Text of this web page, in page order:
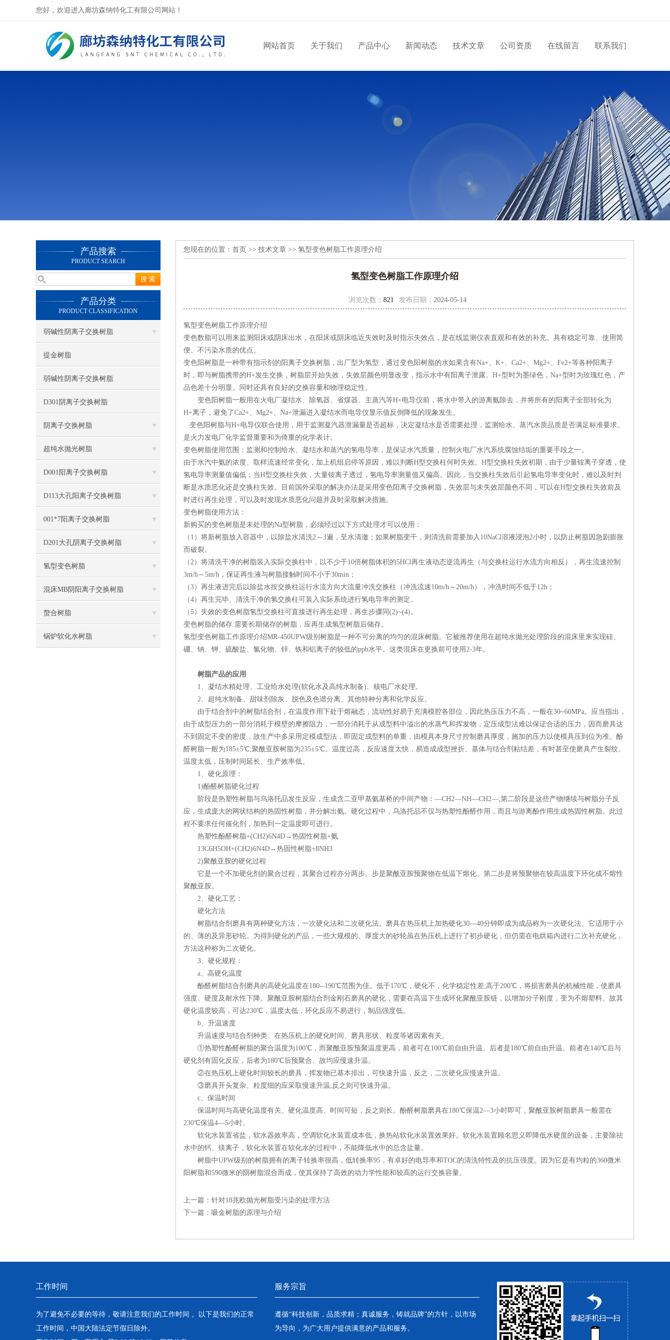
您好，欢迎进入廊坊森纳特化工有限公司网站！
网站首页 关于我们 产品中心 新闻动态 技术文章 公司资质 在线留言 联系我们
产品搜索
PRODUCT SEARCH
产品分类
PRODUCT CLASSIFICATION
弱碱性阴离子交换树脂
提金树脂
弱碱性阴离子交换树脂
D301阴离子交换树脂
阴离子交换树脂
超纯水抛光树脂
D001阳离子交换树脂
D113大孔阳离子交换树脂
001*7阳离子交换树脂
D201大孔阴离子交换树脂
氢型变色树脂
混床MB阴阳离子交换树脂
螯合树脂
锅炉软化水树脂
您现在的位置： 首页 >> 技术文章 >> 氢型变色树脂工作原理介绍
氢型变色树脂工作原理介绍
浏览次数： 821 发布日期： 2024-05-14
氢型变色树脂工作原理介绍
变色数脂可以用来监测阳床或阴床出水，在阳床或阴床临近失效时及时指示失效点，是在线监测仪表直观和有效的补充。具有稳定可靠、使用简
便、不污染水质的优点。
变色阳树脂是一种带有指示剂的阳离子交换树脂，出厂型为氢型，通过变色阳树脂的水如果含有Na+、K+、Ca2+、Mg2+、Fe2+等各种阳离子
时，即与树脂携带的H+发生交换，树脂层开始失效，失效层颜色明显改变，指示水中有阳离子泄露。H+型时为墨绿色，Na+型时为玫瑰红色，产
品色差十分明显。同时还具有良好的交换容量和物理稳定性。
变色阳树脂一般用在火电厂凝结水、除氧器、省煤器、主蒸汽等H+电导仪前，将水中带入的游离氨除去，并将所有的阳离子全部转化为
H+离子，避免了Ca2+、Mg2+、Na+泄漏进入凝结水而电导仪显示值反倒降低的现象发生。
变色阳树脂与H+电导仪联合使用，用于监测凝汽器泄漏量是否超标，决定凝结水是否需要处理，监测给水、蒸汽水质品质是否满足标准要求。
是火力发电厂化学监督重要和为倚重的化学表计。
变色树脂使用范围：监测和控制给水、凝结水和蒸汽的氢电导率，是保证水汽质量，控制火电厂水汽系统腐蚀结垢的重要手段之一。
由于水汽中氨的浓度、取样流速经常变化，加上机组启停等原因，难以判断H型交换柱何时失效。H型交换柱失效初期，由于少量铵离子穿透，使
氢电导率测量值偏低；当H型交换柱失效，大量铵离子透过，氢电导率测量值又偏高。因此，当交换柱失效后引起氢电导率变化时，难以及时判
断是水质恶化还是交换柱失效。目前国外采取的解决办法是采用变色阳离子交换树脂，失效层与未失效层颜色不同，可以在H型交换柱失效前及
时进行再生处理，可以及时发现水质恶化问题并及时采取解决措施。
变色树脂使用方法：
新购买的变色树脂是未处理的Na型树脂，必须经过以下方式处理才可以使用：
（1）将新树脂放入容器中，以除盐水清洗2～3遍，至水清澈；如果树脂变干，则清洗前需要加入10NaCl溶液浸泡2小时，以防止树脂因急剧膨胀
而破裂。
（2）将清洗干净的树脂装入实际交换柱中，以不少于10倍树脂体积的5HCl再生液动态逆流再生（与交换柱运行水流方向相反），再生流速控制
3m/h～5m/h，保证再生液与树脂接触时间不小于30min；
（3）再生液进完后以除盐水按交换柱运行水流方向大流量冲洗交换柱（冲洗流速10m/h～20m/h），冲洗时间不低于12h；
（4）再生完毕、清洗干净的氢交换柱可装入实际系统进行氢电导率的测定。
（5）失效的变色树脂氢型交换柱可直接进行再生处理，再生步骤同(2)~(4)。
变色树脂的储存:需要长期储存的树脂，应再生成氢型树脂后储存。
氢型变色树脂工作原理介绍MR-450UPW级别树脂是一种不可分离的均匀的混床树脂。它被推荐使用在超纯水抛光处理阶段的混床里来实现硅、
硼、钠、钾、硫酸盐、氯化物、锌、铁和铝离子的较低的ppb水平。这类混床在更换前可使用2-3年。
树脂产品的应用
1、凝结水精处理、工业给水处理(软化水及高纯水制备)、核电厂水处理。
2、超纯水制备、甜味剂除灰、脱色及色谱分离、其他特种分离和化学反应。
由于结合剂中的树脂结合剂，在温度作用下处于熔融态，流动性好易于充满模腔各部位，因此热压压力不高，一般在30~60MPa。应当指出，
由于成型压力的一部分消耗于模壁的摩擦阻力，一部分消耗于从成型料中溢出的水蒸气和挥发物，定压成型法难以保证合适的压力，因而磨具达
不到固定不变的密度，故生产中多采用定模成型法，即固定成型料的单重，由模具本身尺寸控制磨具厚度，施加的压力以使模具压到位为准。酚
醛树脂一般为185±5℃;聚酰亚胺树脂为235±5℃。温度过高，反应速度太快，易造成成型挫折、基体与结合剂粘结差，有时甚至使磨具产生裂纹。
温度太低，压制时间延长、生产效率低。
1、硬化原理：
1)酚醛树脂硬化过程
阶段是热塑性树脂与乌洛托品发生反应，生成含二亚甲基氨基桥的中间产物：―CH2―NH―CH2―;第二阶段是这些产物继续与树脂分子反
应，生成庞大的网状结构的热固性树脂，并分解出氨。硬化过程中，乌洛托品不仅与热塑性酚醛作用，而且与游离酚作用生成热固性树脂。此过
程不要求任何催化剂，加热到一定温度即可进行。
热塑性酚醛树脂+(CH2)6N4D→热固性树脂+氨
13C6H5OH+(CH2)6N4D→热固性树脂+8NH3
2)聚酰亚胺的硬化过程
它是一个不加硬化剂的聚合过程，其聚合过程亦分两步。步是聚酰亚胺预聚物在低温下熔化。第二步是将预聚物在较高温度下环化成不熔性
聚酰亚胺。
2、硬化工艺：
硬化方法
树脂结合剂磨具有两种硬化方法，一次硬化法和二次硬化法。磨具在热压机上加热硬化30―40分钟即成为成品称为一次硬化法。它适用于小
的、薄的及异形砂轮。为得到硬化的产品，一些大规模的、厚度大的砂轮虽在热压机上进行了初步硬化，但仍需在电烘箱内进行二次补充硬化，
方法这种称为二次硬化。
3、硬化规程：
a、高硬化温度
酚醛树脂结合剂磨具的高硬化温度在180--190℃范围为佳。低于170℃，硬化不，化学稳定性差;高于200℃，将损害磨具的机械性能，使磨具
强度、硬度及耐水性下降。聚酰亚胺树脂结合剂金刚石磨具的硬化，需要在高温下生成环化聚酰亚胺链，以增加分子刚度，变为不熔塑料。故其
硬化温度较高，可达230℃，温度太低，环化反应不易进行，制品强度低。
b、升温速度
升温速度与结合剂种类、在热压机上的硬化时间、磨具形状、粒度等诸因素有关。
①热塑性酚醛树脂的聚合温度为100℃，而聚酰亚胺预聚温度更高，前者可在100℃前自由升温、后者是180℃前自由升温。前者在140℃后与
硬化剂有固化反应，后者为180℃后预聚合、故均应慢速升温。
②在热压机上硬化时间较长的磨具，挥发物已基本排出，可快速升温，反之，二次硬化应慢速升温。
③磨具开头复杂、粒度细的应采取慢速升温;反之则可快速升温。
c、保温时间
保温时间与高硬化温度有关。硬化温度高、时间可短，反之则长。酚醛树脂磨具在180℃保温2―3小时即可，聚酰亚胺树脂磨具一般需在
230℃保温4―5小时。
软化水装置省盐，软水器效率高，空调软化水装置成本低，换热站软化水装置效果好。软化水装置顾名思义即降低水硬度的设备，主要除祛
水中的钙、镁离子，软化水装置在软化水的过程中，不能降低水中的总含盐量。
树脂中UPW级别的树脂拥有的离子转换率很高，低转换率95，有卓好的电导率和TOC的清洗特性及的抗压强度。因为它是有均粒的360微米
阳树脂和590微米的阴树脂混合而成，使其保持了高效的动力学性能和较高的运行交换容量。
上一篇： 针对18兆欧抛光树脂受污染的处理方法
下一篇： 吸金树脂的原理与介绍
工作时间
为了避免不必要的等待，敬请注意我们的工作时间 。以下是我们的正常
工作时间，中国大陆法定节假日除外。
服务宗旨
遵循“科技创新，品质求精；真诚服务，铸就品牌”的方针，以市场
为导向，为广大用户提供满意的产品和服务。